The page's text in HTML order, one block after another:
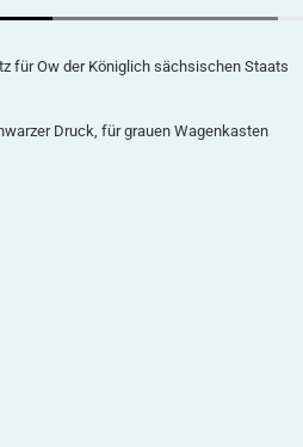
für Ow der Königlich sächsischen Staats
Druck, für grauen Wagenkasten